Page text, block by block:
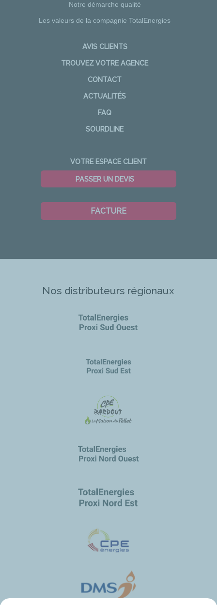
Notre démarche qualité
Les valeurs de la compagnie TotalEnergies
AVIS CLIENTS
TROUVEZ VOTRE AGENCE
CONTACT
ACTUALITÉS
FAQ
SOURDLINE
VOTRE ESPACE CLIENT
PASSER UN DEVIS
FACTURE
Nos distributeurs régionaux